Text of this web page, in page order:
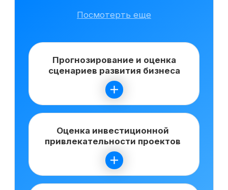
Претендуйте на
вакансии финансовых
аналитиков после
По данным hh.ru,
за последний месяц открыто
более 4 000 вакансий в сфере
финансового анализа
от 300 000 ₽
Москва